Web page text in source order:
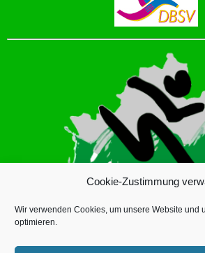
Cookie-Zustimmung
Wir verwenden Cookies, um unsere Website und
optimieren.